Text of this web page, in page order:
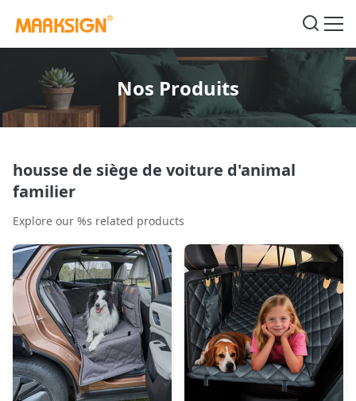
Nos Produits
housse de siège de voiture d'animal
familier
Explore our %s related products